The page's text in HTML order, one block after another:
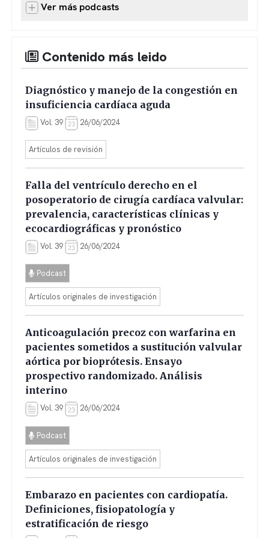
Ver más podcasts
Contenido más leido
Diagnóstico y manejo de la congestión en
insuficiencia cardíaca aguda
Vol. 39 26/06/2024
Artículos de revisión
Falla del ventrículo derecho en el
posoperatorio de cirugía cardíaca valvular:
prevalencia, características clínicas y
ecocardiográficas y pronóstico
Vol. 39 26/06/2024
Podcast
Artículos originales de investigación
Anticoagulación precoz con warfarina en
pacientes sometidos a sustitución valvular
aórtica por bioprótesis. Ensayo
prospectivo randomizado. Análisis
interino
Vol. 39 26/06/2024
Podcast
Artículos originales de investigación
Embarazo en pacientes con cardiopatía.
Definiciones, fisiopatología y
estratificación de riesgo